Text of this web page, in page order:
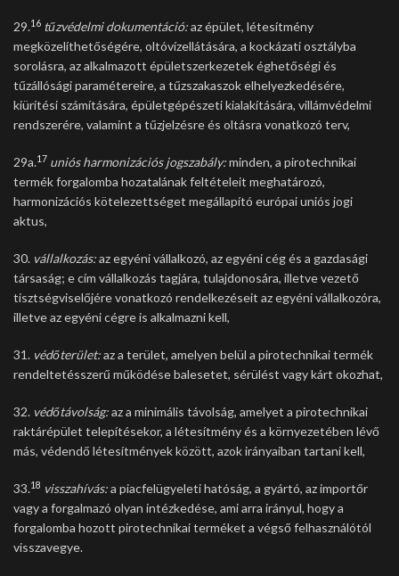
29.16 tűzvédelmi dokumentáció:az épület, létesítmény
megközelíthetőségére, oltóvízellátására, a kockázati osztályba
sorolásra, az alkalmazott épületszerkezetek éghetőségi és
tűzállósági paramétereire, a tűzszakaszok elhelyezkedésére,
kiürítési számítására, épületgépészeti kialakítására, villámvédelmi
rendszerére, valamint a tűzjelzésre és oltásra vonatkozó terv,
29a.17 uniós harmonizációs jogszabály:minden, a pirotechnikai
termék forgalomba hozatalának feltételeit meghatározó,
harmonizációs kötelezettséget megállapító európai uniós jogi
aktus,
30. vállalkozás:az egyéni vállalkozó, az egyéni cég és a gazdasági
társaság; e cím vállalkozás tagjára, tulajdonosára, illetve vezető
tisztségviselőjére vonatkozó rendelkezéseit az egyéni vállalkozóra,
illetve az egyéni cégre is alkalmazni kell,
31. védőterület:az a terület, amelyen belül a pirotechnikai termék
rendeltetésszerű működése balesetet, sérülést vagy kárt okozhat,
32. védőtávolság:az a minimális távolság, amelyet a pirotechnikai
raktárépület telepítésekor, a létesítmény és a környezetében lévő
más, védendő létesítmények között, azok irányaiban tartani kell,
33.18 visszahívás:a piacfelügyeleti hatóság, a gyártó, az importőr
vagy a forgalmazó olyan intézkedése, ami arra irányul, hogy a
forgalomba hozott pirotechnikai terméket a végső felhasználótól
visszavegye.